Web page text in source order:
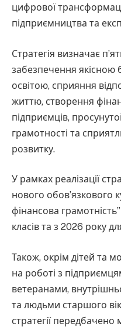
цифрової
підприємництва та
Стратегія визначає
забезпечення
освітою, сприяння
життю, створення
підприємців,
грамотності та
розвитку.
У рамках реалізації
нового обов’язкового
фінансова
класів та з 2026 року
Також, окрім дітей та
на роботі з
ветеранами,
та людьми старшого
стратегії передбачено